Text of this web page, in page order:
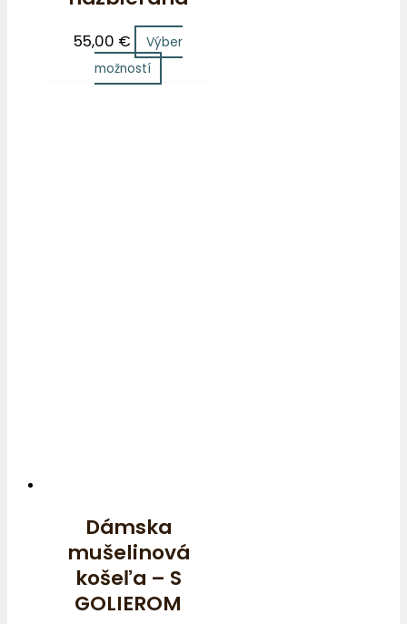
55,00 €
Výber
možností
Dámska
mušelinová
košeľa – S
GOLIEROM